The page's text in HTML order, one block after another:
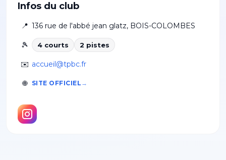
Infos du club
📍 136 rue de l'abbé jean glatz, BOIS-COLOMBES
🎾 4 courts 2 pistes
✉️ accueil@tpbc.fr
🌐 SITE OFFICIEL